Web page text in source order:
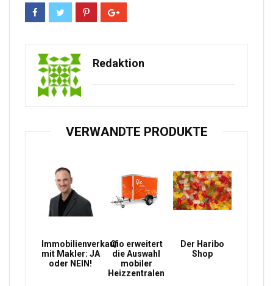
Redaktion
VERWANDTE PRODUKTE
Immobilienverkauf
mit Makler: JA
oder NEIN!
Qio erweitert
die Auswahl
mobiler
Heizzentralen
Der Haribo
Shop